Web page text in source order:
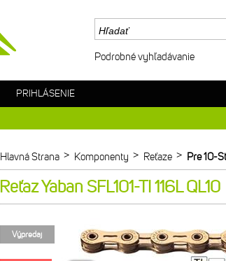
Hlavná Strana > Komponenty > Reťaze > Pre 10-
Reťaz Yaban SFL101-TI 116L QL10
Výpredaj
Podrobné vyhľadávanie
PRIHLÁSENIE